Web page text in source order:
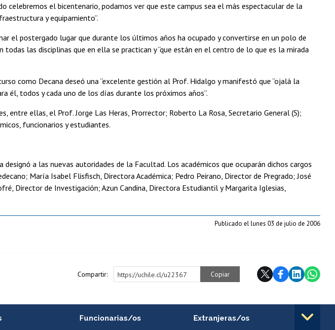
celebremos el bicentenario, podamos ver que este campus sea el más espectacular de la
y equipamiento”.
el postergado lugar que durante los últimos años ha ocupado y convertirse en un polo de
las disciplinas que en ella se practican y “que están en el centro de lo que es la mirada
como Decana deseó una “excelente gestión al Prof. Hidalgo y manifestó que “ojalá la
él, todos y cada uno de los días durante los próximos años”.
entre ellas, el Prof. Jorge Las Heras, Prorrector; Roberto La Rosa, Secretario General (S);
funcionarios y estudiantes.
a las nuevas autoridades de la Facultad. Los académicos que ocuparán dichos cargos
María Isabel Flisfisch, Directora Académica; Pedro Peirano, Director de Pregrado; José
Director de Investigación; Azun Candina, Directora Estudiantil y Margarita Iglesias,
Publicado el lunes 03 de julio de 2006
Compartir: https://uchile.cl/u22367 Copiar
Funcionarias/os Extranjeras/os